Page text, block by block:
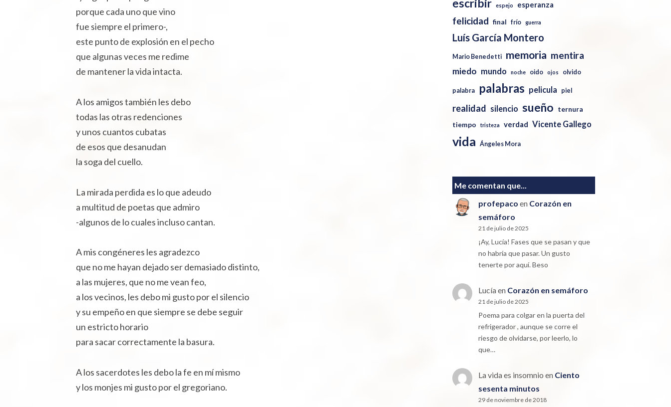
porque cada uno que vino
fue siempre el primero-,
este punto de explosión en el pecho
que algunas veces me redime
de mantener la vida intacta.
A los amigos también les debo
todas las otras redenciones
y unos cuantos cubatas
de esos que desanudan
la soga del cuello.
La mirada perdida es lo que adeudo
a multitud de poetas que admiro
-algunos de lo cuales incluso cantan.
A mis congéneres les agradezco
que no me hayan dejado ser demasiado distinto,
a las mujeres, que no me vean feo,
a los vecinos, les debo mi gusto por el silencio
y su empeño en que siempre se debe seguir
un estricto horario
para sacar correctamente la basura.
A los sacerdotes les debo la fe en mí mismo
y los monjes mi gusto por el gregoriano.
escribir espejo esperanza
felicidad final frío guerra
Luís García Montero
Mario Benedetti memoria mentira
miedo mundo noche oido ojos olvido
palabra palabras pelicula piel
realidad silencio sueño ternura
tiempo
tristeza verdad Vicente Gallego
vida Ángeles Mora
Me comentan que...
profepaco en Corazón en
semáforo
21 de julio de 2025
¡Ay, Lucía! Fases que se pasan y que
no habría que pasar. Un gusto
tenerte por aquí. Beso
Lucíaen Corazón en semáforo
21 de julio de 2025
Poema para colgar en la puerta del
refrigerador , aunque se corre el
riesgo de olvidarse, por leerlo, lo
que…
La vida es insomnio en Ciento
sesenta minutos
29 de noviembre de 2018